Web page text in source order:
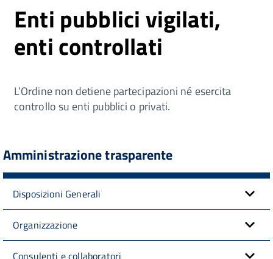
Enti pubblici vigilati,
enti controllati
L’Ordine non detiene partecipazioni né esercita
controllo su enti pubblici o privati.
Amministrazione trasparente
Disposizioni Generali
Organizzazione
Consulenti e collaboratori